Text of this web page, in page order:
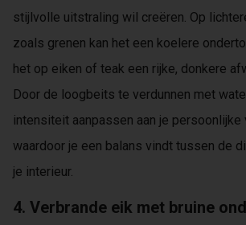
stijlvolle uitstraling wil creëren. Op
zoals grenen kan het een koelere
het op eiken of teak een rijke, donkere
Door de loogbeits te verdunnen met
intensiteit aanpassen aan je persoonlijke
waardoor je een balans vindt tussen de
je interieur.
4. Verbrande eik met bruine